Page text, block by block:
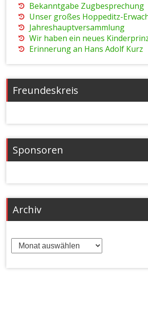
Bekanntgabe Zugbesprechung
Unser großes Hoppeditz-
Jahreshauptversammlung
Wir haben ein neues
Erinnerung an Hans Adolf Kurz
Freundeskreis
Sponsoren
Archiv